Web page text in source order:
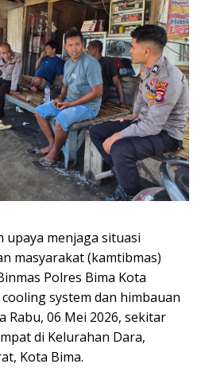
upaya menjaga situasi
masyarakat (kamtibmas)
Polres Bima Kota
system dan himbauan
Rabu, 06 Mei 2026, sekitar
di Kelurahan Dara,
Kota Bima.